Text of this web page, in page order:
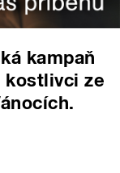
kampaň
kostlivci ze